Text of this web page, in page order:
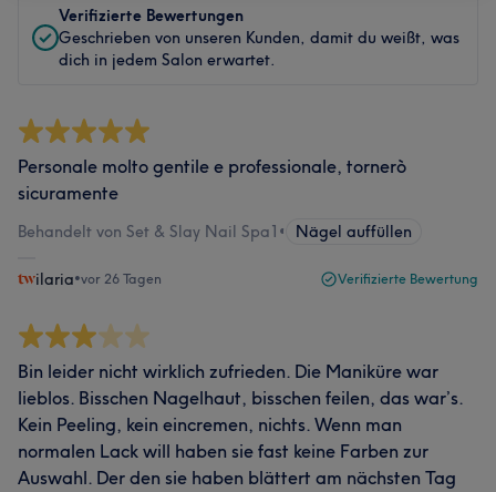
Verifizierte Bewertungen
Geschrieben von unseren Kunden, damit du weißt, was
dich in jedem Salon erwartet.
Personale molto gentile e professionale, tornerò
sicuramente
Behandelt von Set & Slay Nail Spa1 • Nägel auffüllen
ilaria•vor 26 Tagen Verifizierte Bewertung
Bin leider nicht wirklich zufrieden. Die Maniküre war
lieblos. Bisschen Nagelhaut, bisschen feilen, das war’s.
Kein Peeling, kein eincremen, nichts. Wenn man
normalen Lack will haben sie fast keine Farben zur
Auswahl. Der den sie haben blättert am nächsten Tag